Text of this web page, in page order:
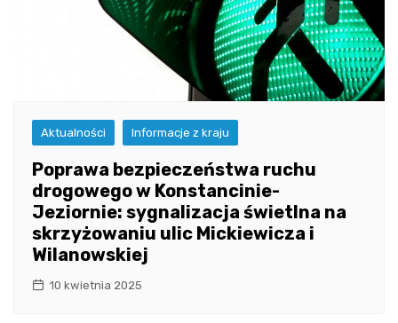
Aktualności Informacje z kraju
Poprawa bezpieczeństwa ruchu
drogowego w Konstancinie-
Jeziornie: sygnalizacja świetlna na
skrzyżowaniu ulic Mickiewicza i
Wilanowskiej
10 kwietnia 2025